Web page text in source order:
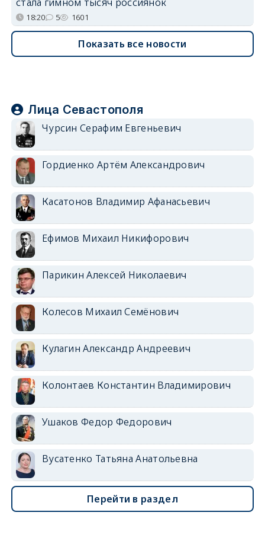
18:20 5 1601
Показать все новости
Лица Севастополя
Чурсин Серафим Евгеньевич
Гордиенко Артём Александрович
Касатонов Владимир Афанасьевич
Ефимов Михаил Никифорович
Парикин Алексей Николаевич
Колесов Михаил Семёнович
Кулагин Александр Андреевич
Колонтаев Константин Владимирович
Ушаков Федор Федорович
Вусатенко Татьяна Анатольевна
Перейти в раздел